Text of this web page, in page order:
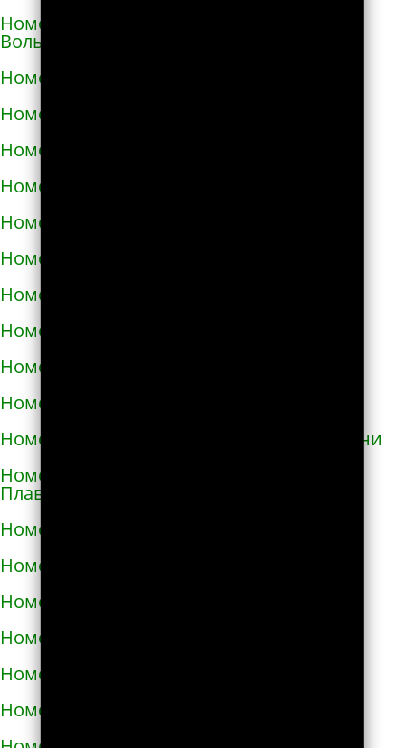
Номера телефонов такси во Владимире-
Волынском
Номера телефонов такси в Вознесенске
Номера телефонов такси в Волочиске
Номера телефонов такси в Вольногорске
Номера телефонов такси в Вольнянске
Номера телефонов такси в Вышгороде
Номера телефонов такси в Гайвороне
Номера телефонов такси в Гайсине
Номера телефонов такси в Геническе
Номера телефонов такси в Глухове
Номера телефонов такси в Гнивани
Номера телефонов такси в Голой Пристани
Номера телефонов такси в Горишних
Плавнях
Номера телефонов такси в Городище
Номера телефонов такси в Городке
Номера телефонов такси в Городке
Номера телефонов такси в Гостомеле
Номера телефонов такси в Гребёнке
Номера телефонов такси в Дергачах